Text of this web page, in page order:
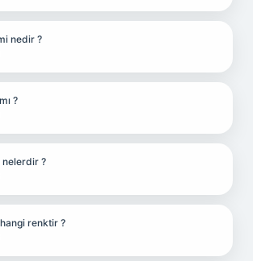
nedir ?
?
nelerdir ?
renktir ?